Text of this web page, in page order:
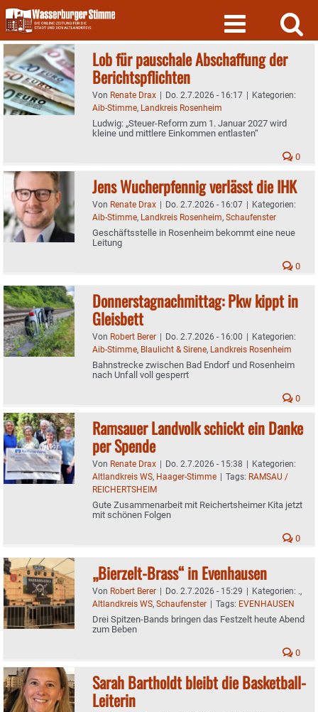
Skip
to
content
Lob für pauschale Abschaffung der
Berichtspflichten
Von Renate Drax | Do. 2.7.2026 - 16:17 | Kategorien:
Aib-Stimme, Landkreis Rosenheim
Ludwig: „Steuer-Reform zum 1. Januar 2027 wird
kleine und mittlere Einkommen entlasten“
0
Jens Wucherpfennig verlässt die IHK
Von Renate Drax | Do. 2.7.2026 - 16:07 | Kategorien:
Aib-Stimme, Landkreis Rosenheim, Schaufenster
Geschäftsstelle in Rosenheim bekommt eine neue
Leitung
0
Donnerstagnachmittag: Pkw kippt in
Gleisbett
Von Robert Berer | Do. 2.7.2026 - 16:00 | Kategorien:
Aib-Stimme, Blaulicht & Sirene, Landkreis Rosenheim
Bahnstrecke zwischen Bad Endorf und Rosenheim
nach Unfall voll gesperrt
0
Ramsauer Landvolk schickt ein Danke
per Spende
Von Renate Drax | Do. 2.7.2026 - 15:38 | Kategorien:
Altlandkreis WS, Haager-Stimme | Tags: RAMSAU /
REICHERTSHEIM
Gute Zusammenarbeit mit Reichertsheimer Kita jetzt
mit schönen Folgen
0
„Bierzelt-Brass“ in Evenhausen
Von Robert Berer | Do. 2.7.2026 - 15:29 | Kategorien: .,
Altlandkreis WS, Schaufenster | Tags: EVENHAUSEN
Drei Spitzen-Bands bringen das Festzelt heute Abend
zum Beben
0
Sarah Bartholdt bleibt die Basketball-
Leiterin